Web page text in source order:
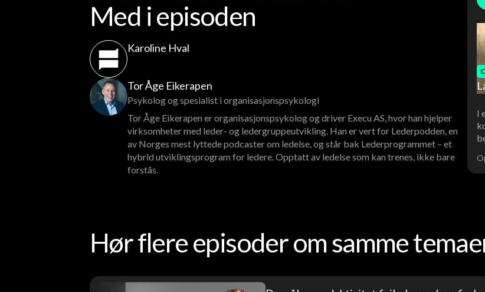
Med i episoden
Karoline Hval
Tor Åge Eikerapen
Psykolog og spesialist i organisasjonspsykologi
Tor Åge Eikerapen er organisasjonspsykolog og driver Execu AS, hvor han hjelper
virksomheter med leder- og ledergruppeutvikling. Han er vert for Lederpodden, en
av Norges mest lyttede podcaster om ledelse, og står bak Lederprogrammet – et
hybrid utviklingsprogram for ledere. Opptatt av ledelse som kan trenes, ikke bare
forstås.
I
Hør flere episoder om samme